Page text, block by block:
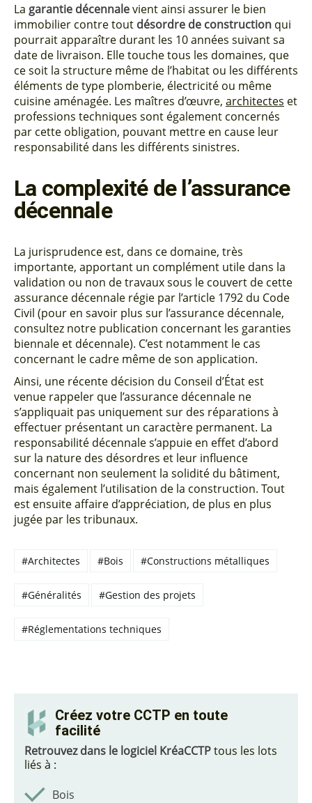
La garantie décennalevient ainsi assurer le bien
immobilier contre tout désordre de construction qui
pourrait apparaître durant les 10 années suivant sa
date de livraison. Elle touche tous les domaines, que
ce soit la structure même de l’habitat ou les différents
éléments de type plomberie, électricité ou même
cuisine aménagée. Les maîtres d’œuvre, architectes et
professions techniques sont également concernés
par cette obligation, pouvant mettre en cause leur
responsabilité dans les différents sinistres.
La complexité de l’assurance
décennale
La jurisprudence est, dans ce domaine, très
importante, apportant un complément utile dans la
validation ou non de travaux sous le couvert de cette
assurance décennale régie par l’article 1792 du Code
Civil (pour en savoir plus sur l’assurance décennale,
consultez notre publication concernant les garanties
biennale et décennale). C’est notamment le cas
concernant le cadre même de son application.
Ainsi, une récente décision du Conseil d’État est
venue rappeler que l’assurance décennale ne
s’appliquait pas uniquement sur des réparations à
effectuer présentant un caractère permanent. La
responsabilité décennale s’appuie en effet d’abord
sur la nature des désordres et leur influence
concernant non seulement la solidité du bâtiment,
mais également l’utilisation de la construction. Tout
est ensuite affaire d’appréciation, de plus en plus
jugée par les tribunaux.
#Architectes #Bois #Constructions métalliques
#Généralités #Gestion des projets
#Réglementations techniques
Créez votre CCTP en toute
facilité
Retrouvez dans le logiciel KréaCCTPtous les lots
liés à :
Bois